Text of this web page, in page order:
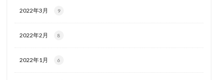
2022年3月 9
2022年2月 8
2022年1月 6